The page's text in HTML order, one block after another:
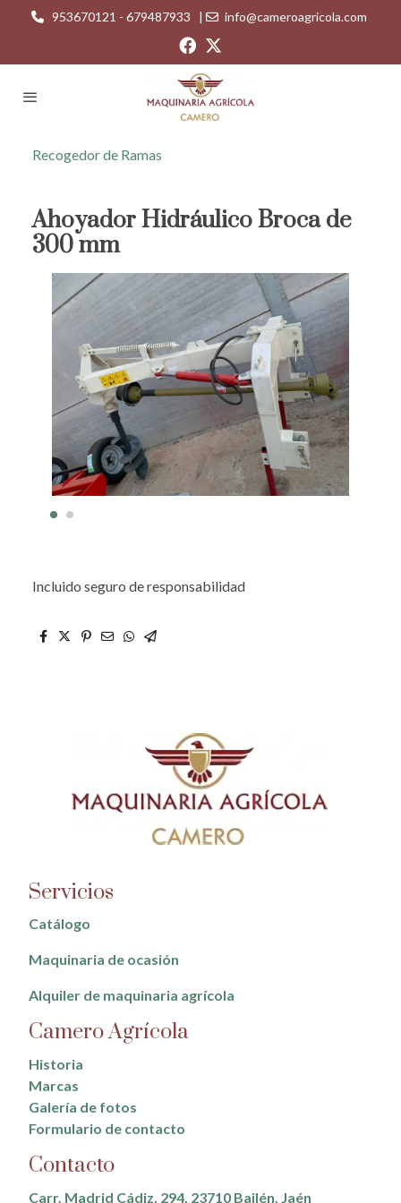
953670121 - 679487933 | info@cameroagricola.com
Recogedor de Ramas
Ahoyador Hidráulico Broca de
300 mm
Incluido seguro de responsabilidad
Servicios
Catálogo
Maquinaria de ocasión
Alquiler de maquinaria agrícola
Camero Agrícola
Historia
Marcas
Galería de fotos
Formulario de contacto
Contacto
Carr. Madrid Cádiz, 294, 23710 Bailén, Jaén